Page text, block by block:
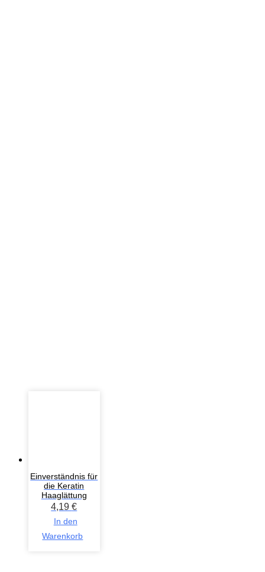
Einverständnis für
die Keratin
Haaglättung
4,19€
In den
Warenkorb